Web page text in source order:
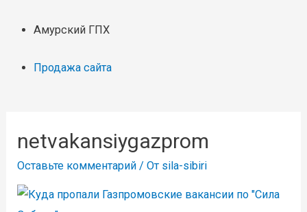
Амурский ГПХ
Продажа сайта
netvakansiygazprom
Оставьте комментарий / От sila-sibiri